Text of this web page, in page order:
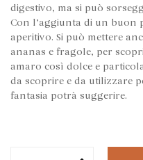
digestivo, ma si può
Con l’aggiunta di un buon
aperitivo. Si può mettere
ananas e fragole, per
amaro così dolce e
da scoprire e da utilizzare
fantasia potrà suggerire.